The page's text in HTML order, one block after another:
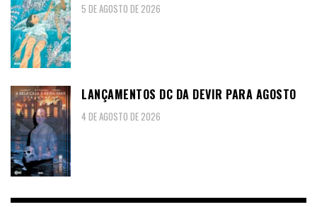
5 DE AGOSTO DE 2026
LANÇAMENTOS DC DA DEVIR PARA AGOSTO
4 DE AGOSTO DE 2026